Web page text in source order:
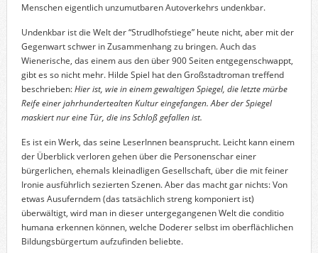
Menschen eigentlich unzumutbaren Autoverkehrs undenkbar.
Undenkbar ist die Welt der “Strudlhofstiege” heute nicht, aber mit der
Gegenwart schwer in Zusammenhang zu bringen. Auch das
Wienerische, das einem aus den über 900 Seiten entgegenschwappt,
gibt es so nicht mehr. Hilde Spiel hat den Großstadtroman treffend
beschrieben:Hier ist, wie in einem gewaltigen Spiegel, die letzte mürbe
Reife einer jahrhundertealten Kultur eingefangen. Aber der Spiegel
maskiert nur eine Tür, die ins Schloß gefallen ist.
Es ist ein Werk, das seine LeserInnen beansprucht. Leicht kann einem
der Überblick verloren gehen über die Personenschar einer
bürgerlichen, ehemals kleinadligen Gesellschaft, über die mit feiner
Ironie ausführlich sezierten Szenen. Aber das macht gar nichts: Von
etwas Ausuferndem (das tatsächlich streng komponiert ist)
überwältigt, wird man in dieser untergegangenen Welt die conditio
humana erkennen können, welche Doderer selbst im oberflächlichen
Bildungsbürgertum aufzufinden beliebte.